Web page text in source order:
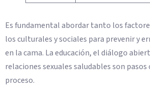
Es fundamental abordar tanto los
los culturales y sociales para prevenir y
en la cama. La educación, el diálogo
relaciones sexuales saludables son pasos
proceso.